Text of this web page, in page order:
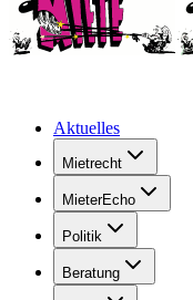
Aktuelles
Mietrecht
MieterEcho
Politik
Beratung